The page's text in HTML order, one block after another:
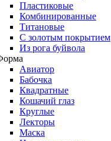
Пластиковые
Комбинированные
Титановые
С золотым покрытием
Из рога буйвола
Авиатор
Бабочка
Квадратные
Кошачий глаз
Круглые
Лекторы
Маска